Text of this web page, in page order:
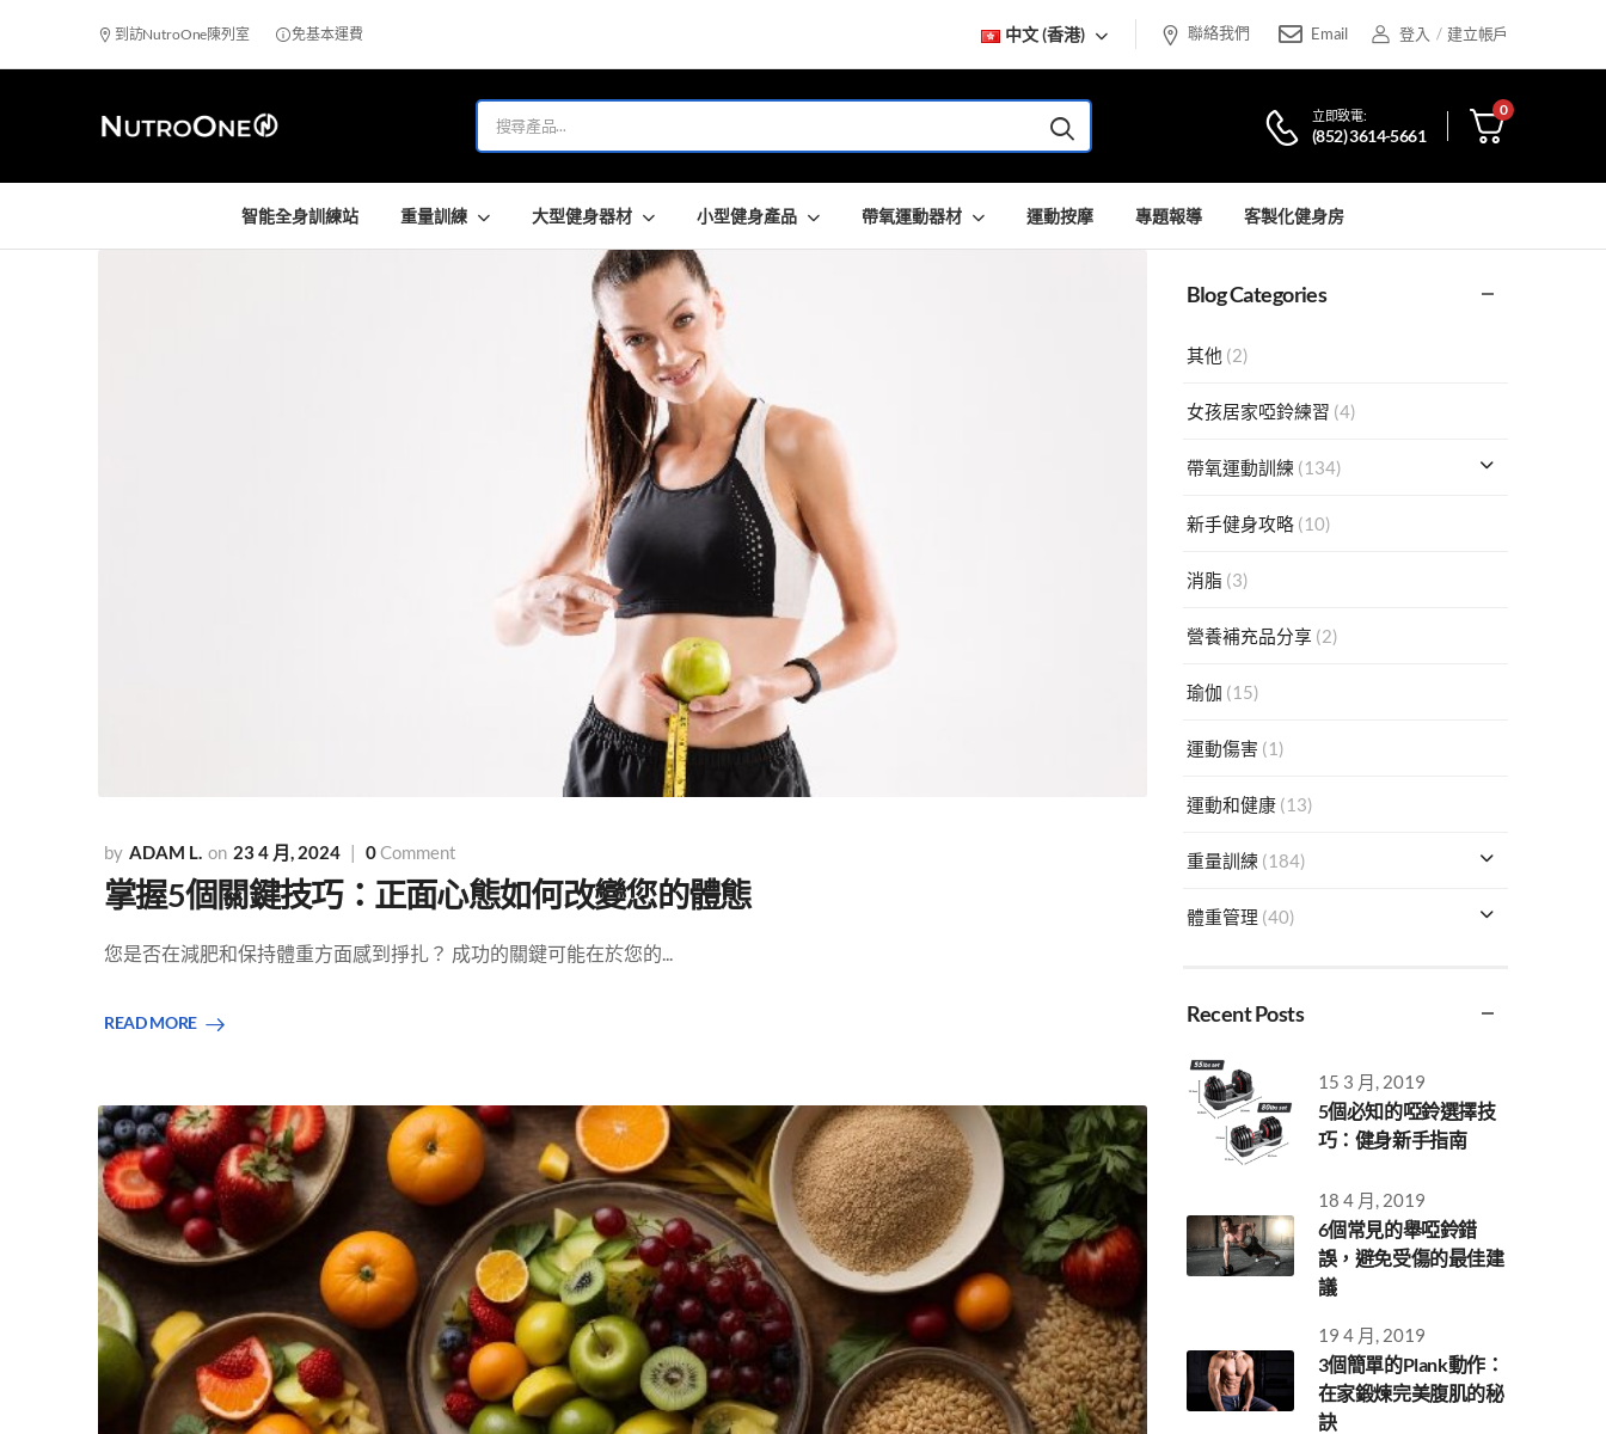
到訪NutroOne陳列室 免基本運費 中文 (香港) 聯絡我們 Email 登入 / 建立帳戶
立即致電:
(852) 3614-5661
0
智能全身訓練站 重量訓練 大型健身器材 小型健身產品 帶氧運動器材 運動按摩 專題報導 客製化健身房
ADAM L. 23 4 月, 2024 0Comment
掌握5個關鍵技巧：正面心態如何改變您的體態
您是否在減肥和保持體重方面感到掙扎？ 成功的關鍵可能在於您的...
READ MORE
Blog Categories
其他 (2)
女孩居家啞鈴練習 (4)
帶氧運動訓練 (134)
新手健身攻略(10)
消脂 (3)
營養補充品分享 (2)
瑜伽 (15)
運動傷害 (1)
運動和健康(13)
重量訓練 (184)
體重管理 (40)
Recent Posts
15 3 月, 2019
5個必知的啞鈴選擇技
巧：健身新手指南
18 4 月, 2019
6個常見的舉啞鈴錯
誤，避免受傷的最佳建
議
19 4 月, 2019
3個簡單的Plank動作：
在家鍛煉完美腹肌的秘
訣